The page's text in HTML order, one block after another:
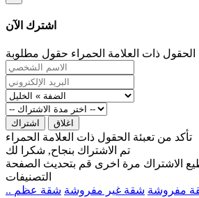
اشترك الآن
الحقول ذات العلامة الحمراء حقول مطلوبة
اشتراك اغلاق
تأكد من تعبئة الحقول ذات العلامة الحمراء
تم الاشتراك بنجاح, شكرا لك
الاشتراك مرة اخرى قم بتحديث الصفحة
التصنيفات
مفروشة شقة غير مفروشة شقة عظم